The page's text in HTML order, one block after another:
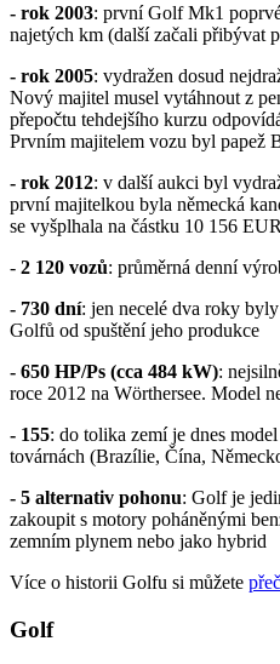
- rok 2003: první Golf Mk1
najetých km (další začali přibývat
- rok 2005: vydražen dosud
Nový majitel musel vytáhnout z
přepočtu tehdejšího kurzu
Prvním majitelem vozu byl papež
- rok 2012: v další aukci byl
první majitelkou byla německá
se vyšplhala na částku 10 156
- 2 120 vozů: průměrná denní
- 730 dní: jen necelé dva roky
Golfů od spuštění jeho produkce
- 650 HP/Ps (cca 484 kW):
roce 2012 na Wörthersee. Model
- 155: do tolika zemí je dnes
továrnách (Brazílie, Čína,
- 5 alternativ pohonu: Golf je
zakoupit s motory poháněnými
zemním plynem nebo jako hybrid
Více o historii Golfu si můžete
Golf